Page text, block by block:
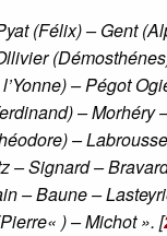
(Félix) – Gent
– Pégot
– Morhéry
–
– Signard –
– Baune –
) – Michot ». [